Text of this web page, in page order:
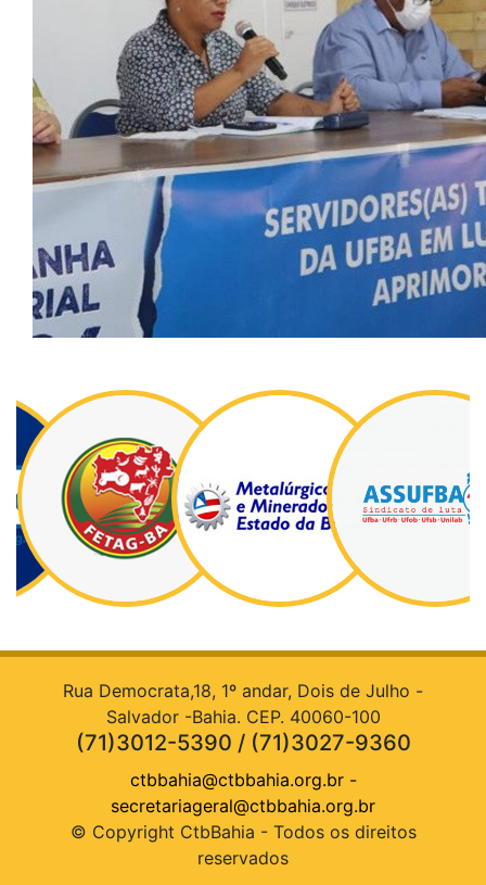
Rua Democrata,18, 1º andar, Dois de Julho -
Salvador -Bahia. CEP. 40060-100
(71)3012-5390 / (71)3027-9360
ctbbahia@ctbbahia.org.br-
secretariageral@ctbbahia.org.br
© Copyright CtbBahia - Todos os direitos
reservados